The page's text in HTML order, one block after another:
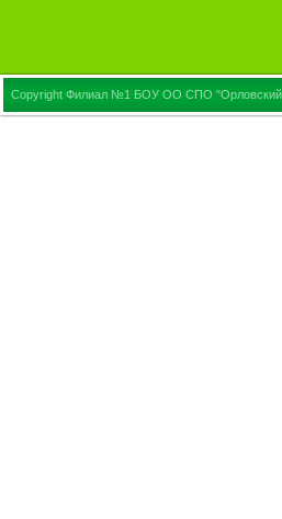
Copyright Филиал №1 БОУ ОО СПО "Орловский